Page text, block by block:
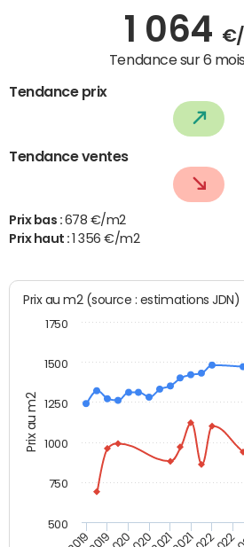
1 064
Tendance sur 6
Tendance prix
Tendance ventes
Prix bas : 678 €/m2
Prix haut :
1 356 €/m2
Prix au m2
Prix au m2 (source : estimations JDN)
500
750
1000
1250
1500
1750